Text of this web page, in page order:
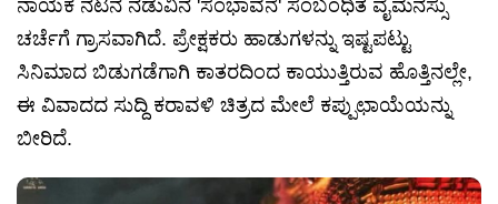
ನಾಯಕ ನಟನ ನಡುವಿನ 'ಸಂಭಾವನೆ' ಸಂಬಂಧಿತ ವೈಮನಸ್ಸು
ಚರ್ಚೆಗೆ ಗ್ರಾಸವಾಗಿದೆ. ಪ್ರೇಕ್ಷಕರು ಹಾಡುಗಳನ್ನು ಇಷ್ಟಪಟ್ಟು
ಸಿನಿಮಾದ ಬಿಡುಗಡೆಗಾಗಿ ಕಾತರದಿಂದ ಕಾಯುತ್ತಿರುವ ಹೊತ್ತಿನಲ್ಲೇ,
ಈ ವಿವಾದದ ಸುದ್ದಿ ಕರಾವಳಿ ಚಿತ್ರದ ಮೇಲೆ ಕಪ್ಪುಛಾಯೆಯನ್ನು
ಬೀರಿದೆ.